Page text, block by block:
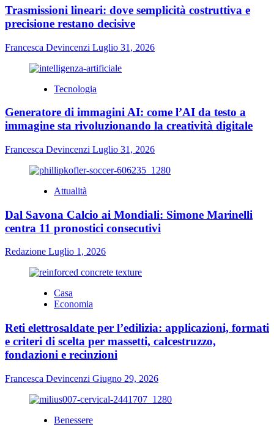
Trasmissioni lineari: dove semplicità costruttiva e
precisione restano decisive
Francesca Devincenzi Luglio 31, 2026
Tecnologia
Generatore di immagini AI: come l’AI da testo a
immagine sta rivoluzionando la creatività digitale
Francesca Devincenzi Luglio 31, 2026
Attualità
Dal Savona Calcio ai Mondiali: Simone Marinelli
centra 11 pronostici consecutivi
Redazione Luglio 1, 2026
Casa
Economia
Reti elettrosaldate per l’edilizia: applicazioni, formati
e criteri di scelta per massetti, calcestruzzo,
fondazioni e recinzioni
Francesca Devincenzi Giugno 29, 2026
Benessere